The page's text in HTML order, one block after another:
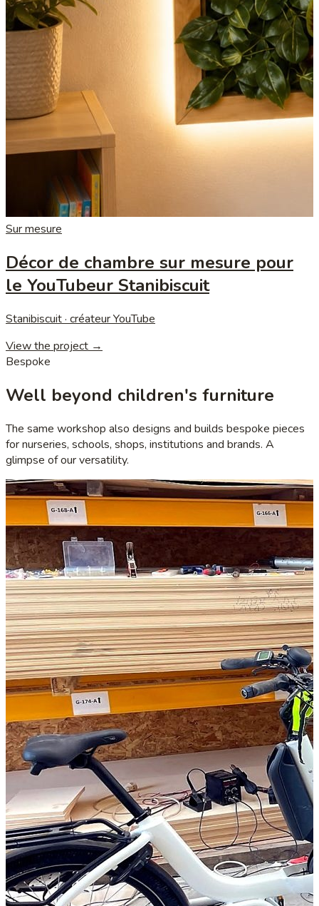
Sur mesure
Décor de chambre sur mesure pour
le YouTubeur Stanibiscuit
Stanibiscuit · créateur YouTube
View the project →
Bespoke
Well beyond children's furniture
The same workshop also designs and builds bespoke pieces
for nurseries, schools, shops, institutions and brands. A
glimpse of our versatility.